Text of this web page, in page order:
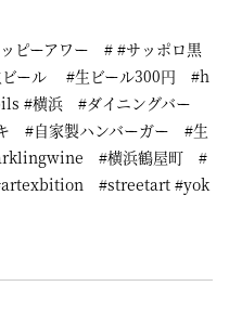
ピーアワー # #サッポロ黒
ール #生ビール300円 #h
#横浜 #ダイニングバー
#自家製ハンバーガー #生
#横浜鶴屋町 #
#streetart #yok